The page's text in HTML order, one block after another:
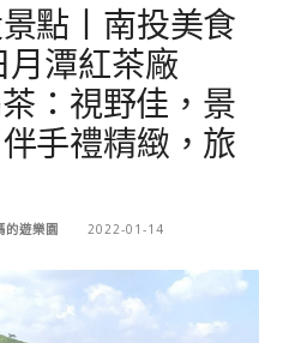
點丨南投美食
月潭紅茶廠
：視野佳，景
手禮精緻，旅
的遊樂園 2022-01-14